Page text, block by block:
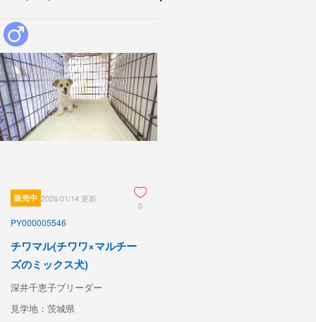
販売中 2026/01/14 更新
0
PY000005546
チワマル(チワワ×マルチー
ズのミックス犬)
深井千恵子ブリーダー
見学地：茨城県